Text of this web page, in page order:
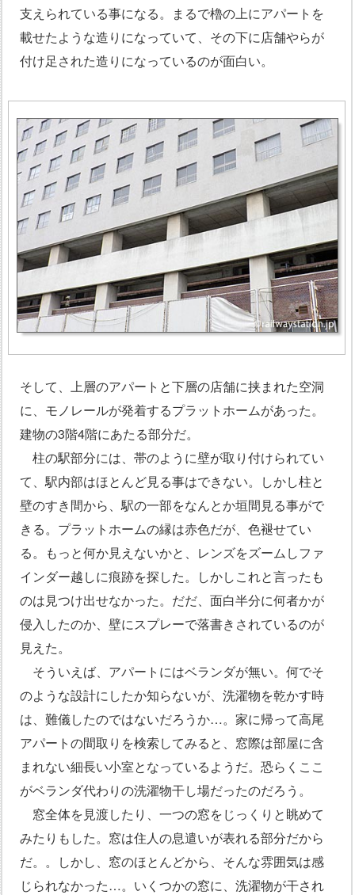
支えられている事になる。まるで櫓の上にアパートを
載せたような造りになっていて、その下に店舗やらが
付け足された造りになっているのが面白い。
そして、上層のアパートと下層の店舗に挟まれた空洞
に、モノレールが発着するプラットホームがあった。
建物の3階4階にあたる部分だ。
柱の駅部分には、帯のように壁が取り付けられてい
て、駅内部はほとんど見る事はできない。しかし柱と
壁のすき間から、駅の一部をなんとか垣間見る事がで
きる。プラットホームの縁は赤色だが、色褪せてい
る。もっと何か見えないかと、レンズをズームしファ
インダー越しに痕跡を探した。しかしこれと言ったも
のは見つけ出せなかった。だだ、面白半分に何者かが
侵入したのか、壁にスプレーで落書きされているのが
見えた。
そういえば、アパートにはベランダが無い。何でそ
のような設計にしたか知らないが、洗濯物を乾かす時
は、難儀したのではないだろうか…。家に帰って高尾
アパートの間取りを検索してみると、窓際は部屋に含
まれない細長い小室となっているようだ。恐らくここ
がベランダ代わりの洗濯物干し場だったのだろう。
窓全体を見渡したり、一つの窓をじっくりと眺めて
みたりもした。窓は住人の息遣いが表れる部分だから
だ。。しかし、窓のほとんどから、そんな雰囲気は感
じられなかった…。いくつかの窓に、洗濯物が干され